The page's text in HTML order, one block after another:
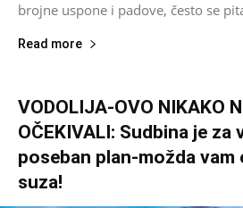
brojne uspone i padove, često se
Read more
VODOLIJA-OVO NIKAKO
OČEKIVALI: Sudbina je za
poseban plan-možda vam
suza!